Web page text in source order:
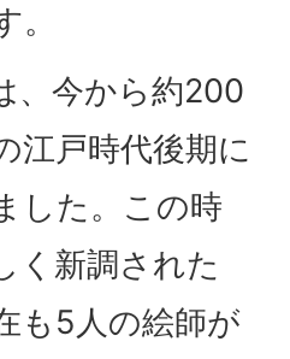
、今から約200
江戸時代後期に
した。この時
く新調された
も5人の絵師が